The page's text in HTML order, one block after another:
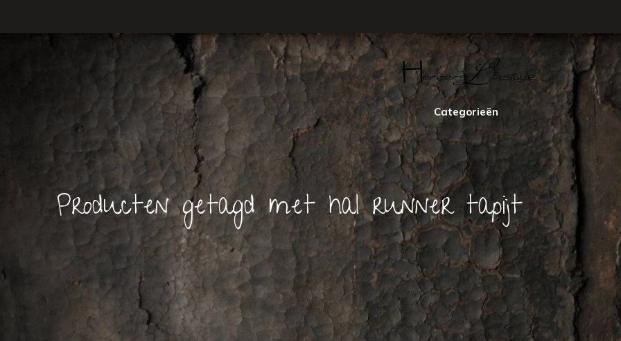
Categorieën
Producten getagd met hal runner tapijt